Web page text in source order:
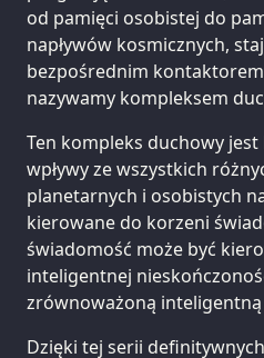
od pamięci osobistej do
napływów kosmicznych,
bezpośrednim
nazywamy kompleksem
Ten kompleks duchowy
wpływy ze wszystkich
planetarnych i osobistych
kierowane do korzeni
świadomość może być
inteligentnej
zrównoważoną inteligentną
Dzięki tej serii